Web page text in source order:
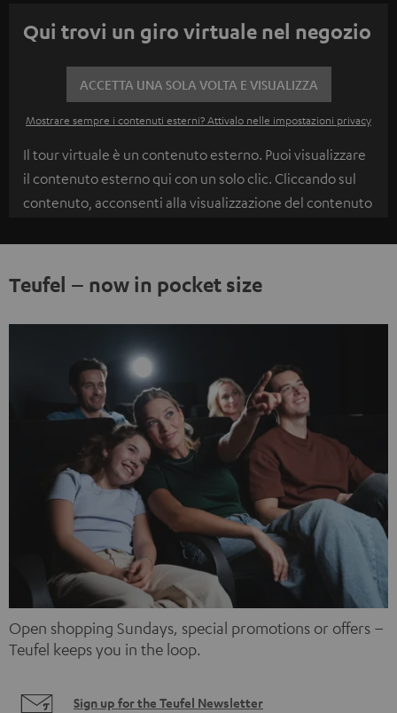
Qui trovi un giro virtuale nel negozio
ACCETTA UNA SOLA VOLTA E VISUALIZZA
Mostrare sempre i contenuti esterni? Attivalo nelle impostazioni privacy
Il tour virtuale è un contenuto esterno. Puoi visualizzare
il contenuto esterno qui con un solo clic. Cliccando sul
contenuto, acconsenti alla visualizzazione del contenuto
piattaforme di terze parti. Puoi trovare ulteriori
informazioni a riguardo nella nostra informativa sulla
protezione dei dati.
Teufel – now in pocket size
Open shopping Sundays, special promotions or offers –
Teufel keeps you in the loop.
Sign up for the Teufel Newsletter